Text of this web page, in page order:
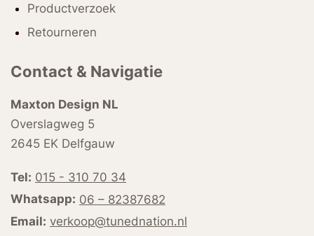
Productverzoek
Retourneren
Contact & Navigatie
Maxton Design NL
Overslagweg 5
2645 EK Delfgauw
Tel: 015 - 310 70 34
Whatsapp: 06 – 82387682
Email: verkoop@tunednation.nl